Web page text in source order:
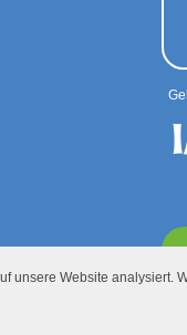
unsere Website analysiert.